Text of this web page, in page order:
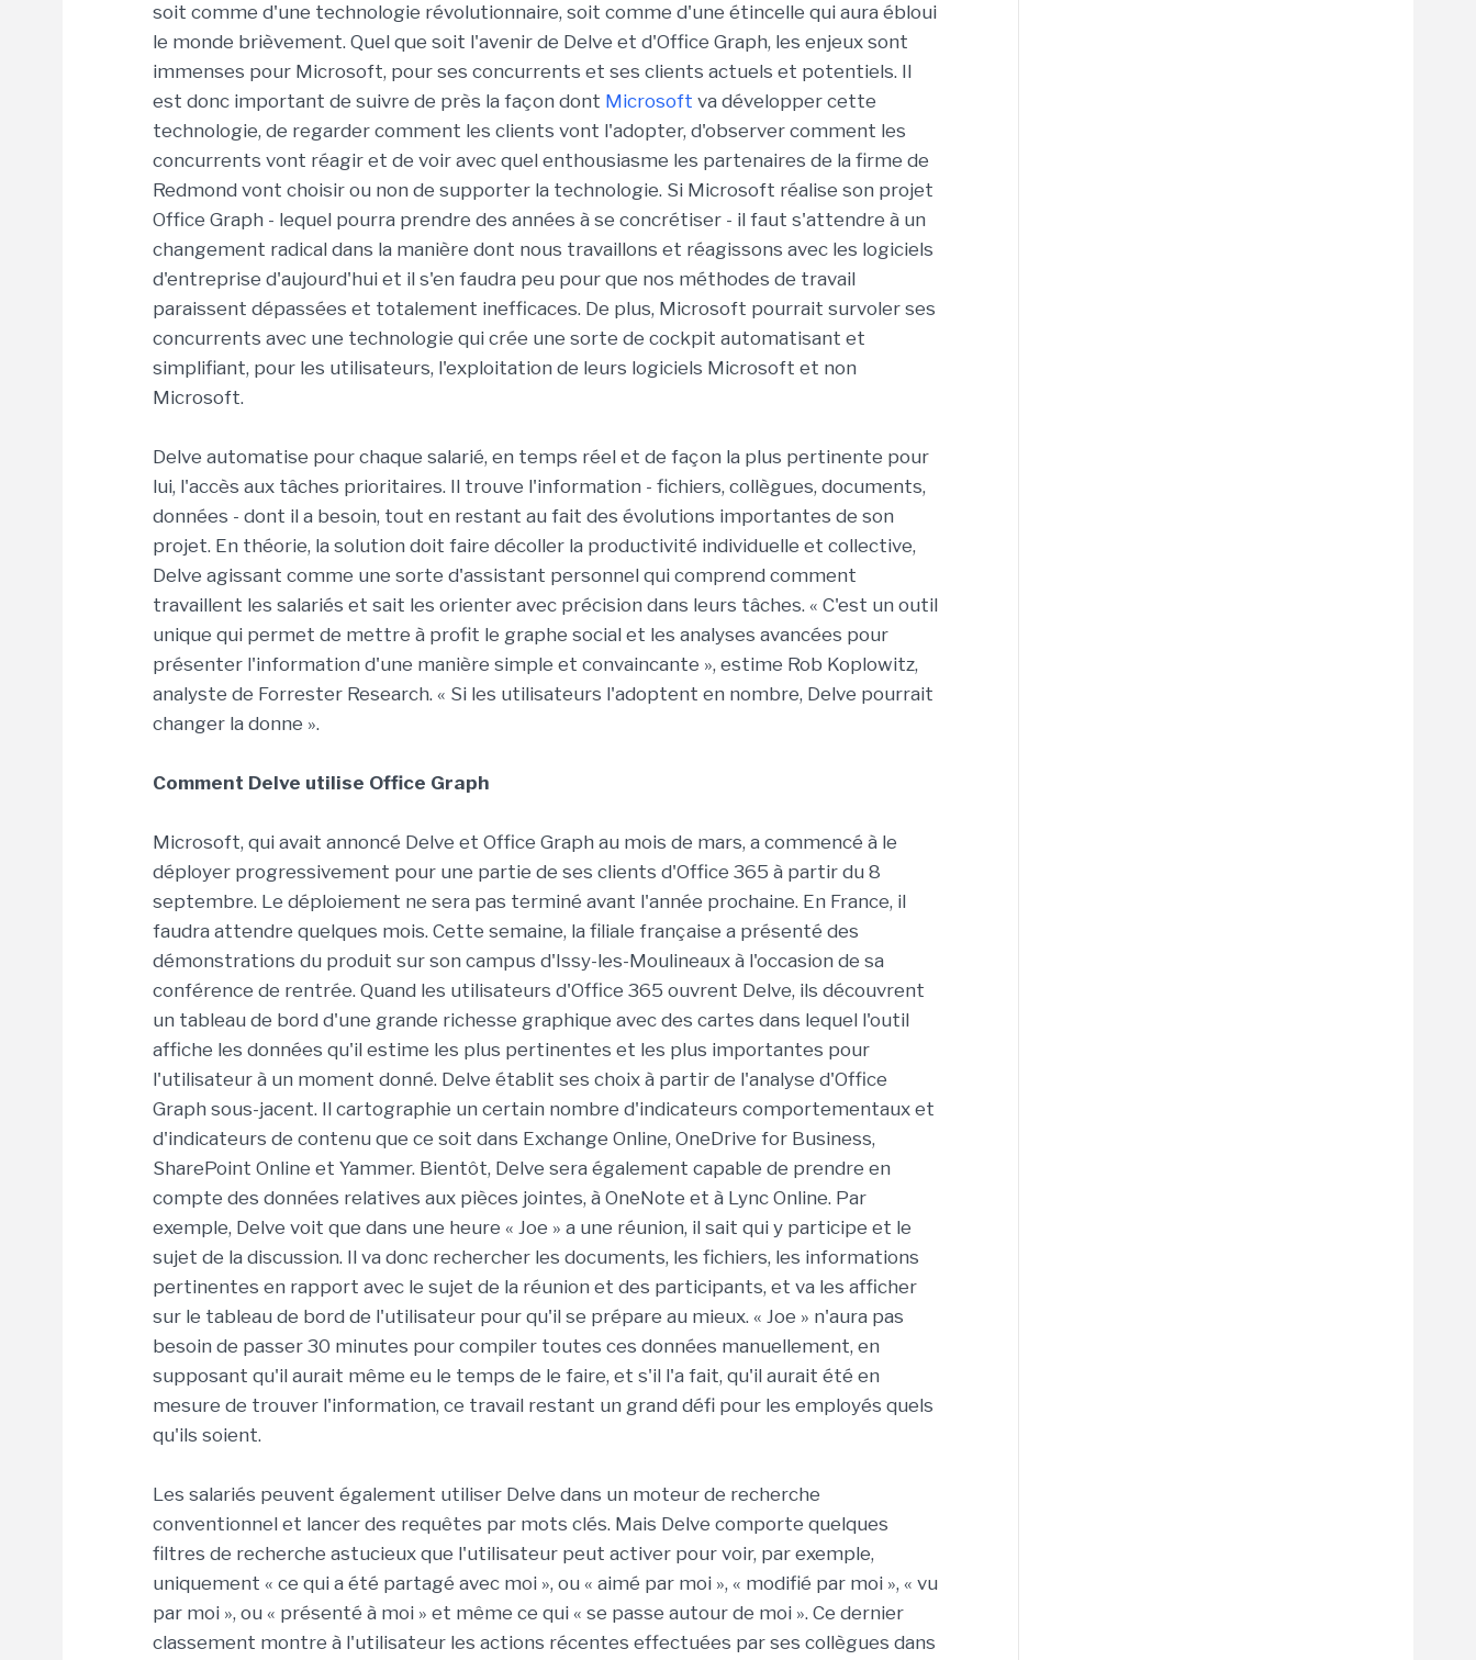
soit comme d'une technologie révolutionnaire, soit comme d'une étincelle qui aura ébloui
le monde brièvement. Quel que soit l'avenir de Delve et d'Office Graph, les enjeux sont
immenses pour Microsoft, pour ses concurrents et ses clients actuels et potentiels. Il
est donc important de suivre de près la façon dont Microsoft va développer cette
technologie, de regarder comment les clients vont l'adopter, d'observer comment les
concurrents vont réagir et de voir avec quel enthousiasme les partenaires de la firme de
Redmond vont choisir ou non de supporter la technologie. Si Microsoft réalise son projet
Office Graph - lequel pourra prendre des années à se concrétiser - il faut s'attendre à un
changement radical dans la manière dont nous travaillons et réagissons avec les logiciels
d'entreprise d'aujourd'hui et il s'en faudra peu pour que nos méthodes de travail
paraissent dépassées et totalement inefficaces. De plus, Microsoft pourrait survoler ses
concurrents avec une technologie qui crée une sorte de cockpit automatisant et
simplifiant, pour les utilisateurs, l'exploitation de leurs logiciels Microsoft et non
Microsoft.
Delve automatise pour chaque salarié, en temps réel et de façon la plus pertinente pour
lui, l'accès aux tâches prioritaires. Il trouve l'information - fichiers, collègues, documents,
données - dont il a besoin, tout en restant au fait des évolutions importantes de son
projet. En théorie, la solution doit faire décoller la productivité individuelle et collective,
Delve agissant comme une sorte d'assistant personnel qui comprend comment
travaillent les salariés et sait les orienter avec précision dans leurs tâches. « C'est un outil
unique qui permet de mettre à profit le graphe social et les analyses avancées pour
présenter l'information d'une manière simple et convaincante », estime Rob Koplowitz,
analyste de Forrester Research. « Si les utilisateurs l'adoptent en nombre, Delve pourrait
changer la donne ».
Comment Delve utilise Office Graph
Microsoft, qui avait annoncé Delve et Office Graph au mois de mars, a commencé à le
déployer progressivement pour une partie de ses clients d'Office 365 à partir du 8
septembre. Le déploiement ne sera pas terminé avant l'année prochaine. En France, il
faudra attendre quelques mois. Cette semaine, la filiale française a présenté des
démonstrations du produit sur son campus d'Issy-les-Moulineaux à l'occasion de sa
conférence de rentrée. Quand les utilisateurs d'Office 365 ouvrent Delve, ils découvrent
un tableau de bord d'une grande richesse graphique avec des cartes dans lequel l'outil
affiche les données qu'il estime les plus pertinentes et les plus importantes pour
l'utilisateur à un moment donné. Delve établit ses choix à partir de l'analyse d'Office
Graph sous-jacent. Il cartographie un certain nombre d'indicateurs comportementaux et
d'indicateurs de contenu que ce soit dans Exchange Online, OneDrive for Business,
SharePoint Online et Yammer. Bientôt, Delve sera également capable de prendre en
compte des données relatives aux pièces jointes, à OneNote et à Lync Online. Par
exemple, Delve voit que dans une heure « Joe » a une réunion, il sait qui y participe et le
sujet de la discussion. Il va donc rechercher les documents, les fichiers, les informations
pertinentes en rapport avec le sujet de la réunion et des participants, et va les afficher
sur le tableau de bord de l'utilisateur pour qu'il se prépare au mieux. « Joe » n'aura pas
besoin de passer 30 minutes pour compiler toutes ces données manuellement, en
supposant qu'il aurait même eu le temps de le faire, et s'il l'a fait, qu'il aurait été en
mesure de trouver l'information, ce travail restant un grand défi pour les employés quels
qu'ils soient.
Les salariés peuvent également utiliser Delve dans un moteur de recherche
conventionnel et lancer des requêtes par mots clés. Mais Delve comporte quelques
filtres de recherche astucieux que l'utilisateur peut activer pour voir, par exemple,
uniquement « ce qui a été partagé avec moi », ou « aimé par moi », « modifié par moi », « vu
par moi », ou « présenté à moi » et même ce qui « se passe autour de moi ». Ce dernier
classement montre à l'utilisateur les actions récentes effectuées par ses collègues dans